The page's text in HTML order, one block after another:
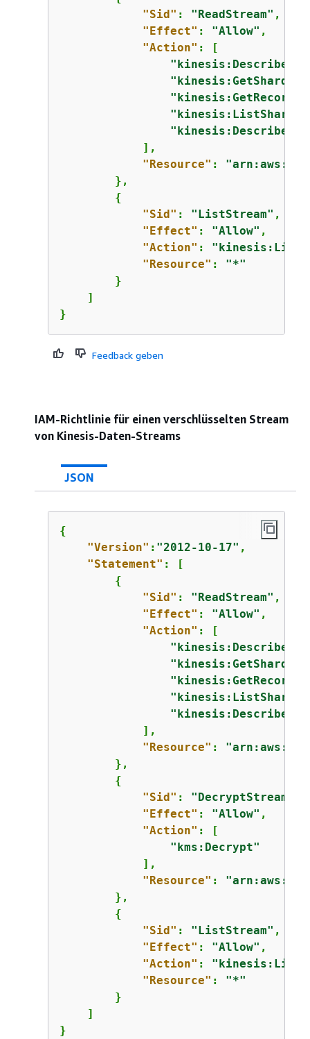
"Sid" : "ReadStream" ,
"Effect" : "Allow" ,
"Action" : [
"kinesis:GetRecords"
"kinesis:ListShards"
            ],
"Resource" :
        },
{
"Sid" : "ListStream" ,
"Effect" : "Allow" ,
"Action" :
"Resource" : "*"
        }
    ]
}
Feedback geben
IAM-Richtlinie für einen verschlüsselten Stream
von Kinesis-Daten-Streams
JSON
{
"Version" : "2012-10-17" ,
"Statement" : [
{
"Sid" : "ReadStream" ,
"Effect" : "Allow" ,
"Action" : [
"kinesis:GetRecords"
"kinesis:ListShards"
            ],
"Resource" :
        },
{
"Sid" : "DecryptStream"
"Effect" : "Allow" ,
"Action" : [
"kms:Decrypt"
            ],
"Resource" :
        },
{
"Sid" : "ListStream" ,
"Effect" : "Allow" ,
"Action" :
"Resource" : "*"
        }
    ]
}